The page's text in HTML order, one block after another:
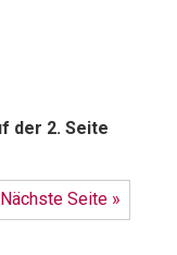
der 2. Seite
Nächste Seite »